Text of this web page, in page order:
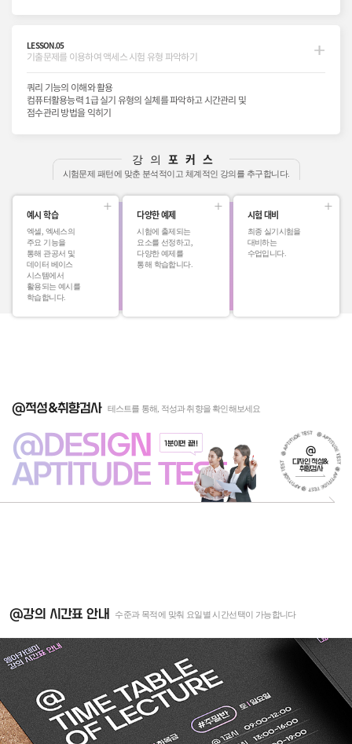
LESSON.05
기출문제를 이용하여 액세스 시험 유형 파악하기
쿼리 기능의 이해와 활용
컴퓨터활용능력 1급 실기 유형의 실체를 파악하고 시간관리 및
점수관리 방법을 익히기
강의 포커스
시험문제 패턴에 맞춘 분석적이고 체계적인 강의를 추구합니다.
예시 학습
엑셀, 엑세스의
주요 기능을
통해 관공서 및
데이터 베이스
시스템에서
활용되는 예시를
학습합니다.
다양한 예제
시험에 출제되는
요소를 선정하고,
다양한 예제를
통해 학습합니다.
시험 대비
최종 실기시험을
대비하는
수업입니다.
@적성&취향검사 테스트를 통해, 적성과 취향을 확인해보세요
@DESIGN 1분이면 끝!!
APTITUDE TEST
@
디자인 적성&
취향검사
@강의 시간표 안내 수준과 목적에 맞춰 요일별 시간선택이 가능합니다